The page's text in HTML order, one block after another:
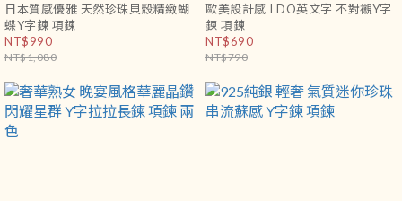
日本質感優雅 天然珍珠貝殼精緻蝴
蝶Y字鍊 項鍊
NT$990
NT$1,080
歐美設計感 I DO英文字 不對襯Y字
鍊 項鍊
NT$690
NT$790